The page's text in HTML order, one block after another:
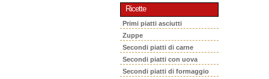
Ricette
Primi piatti asciutti
Zuppe
Secondi piatti di carne
Secondi piatti con uova
Secondi piatti di formaggio